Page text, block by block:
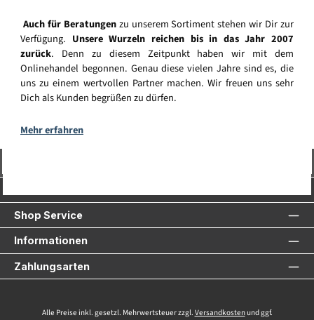
Auch für Beratungenzu unserem Sortiment stehen wir Dir zur
Verfügung. Unsere Wurzeln reichen bis in das Jahr 2007
zurück. Denn zu diesem Zeitpunkt haben wir mit dem
Onlinehandel begonnen. Genau diese vielen Jahre sind es, die
uns zu einem wertvollen Partner machen. Wir freuen uns sehr
Dich als Kunden begrüßen zu dürfen.
Mehr erfahren
Shop Service
Informationen
Zahlungsarten
Alle Preise inkl. gesetzl. Mehrwertsteuer zzgl. Versandkostenund ggf.